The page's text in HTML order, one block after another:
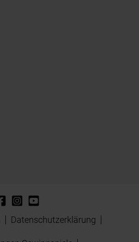
Datenschutzerklärung